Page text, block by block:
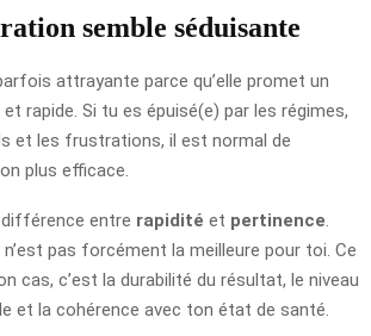
semble séduisante
attrayante parce qu’elle promet un
rapide. Si tu es épuisé(e) par les régimes,
et les frustrations, il est normal de
plus efficace.
entre rapidité et pertinence
pas forcément la meilleure pour toi. Ce
cas, c’est la durabilité du résultat, le niveau
et la cohérence avec ton état de santé.